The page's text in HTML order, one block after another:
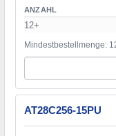
ANZAHL
12+
Mindestbestellmenge:
AT28C256-15PU